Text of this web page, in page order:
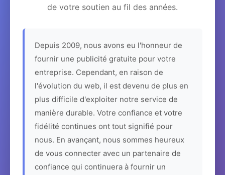
de votre soutien au fil des années.
Depuis 2009, nous avons eu l'honneur de
fournir une publicité gratuite pour votre
entreprise. Cependant, en raison de
l'évolution du web, il est devenu de plus en
plus difficile d'exploiter notre service de
manière durable. Votre confiance et votre
fidélité continues ont tout signifié pour
nous. En avançant, nous sommes heureux
de vous connecter avec un partenaire de
confiance qui continuera à fournir un